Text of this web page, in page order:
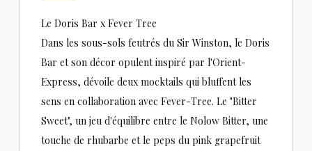
Le Doris Bar x Fever Tree
Dans les sous-sols feutrés du Sir Winston, le Doris
Bar et son décor opulent inspiré par l'Orient-
Express, dévoile deux mocktails qui bluffent les
sens en collaboration avec Fever-Tree. Le "Bitter
Sweet", un jeu d'équilibre entre le Nolow Bitter, une
touche de rhubarbe et le peps du pink grapefruit